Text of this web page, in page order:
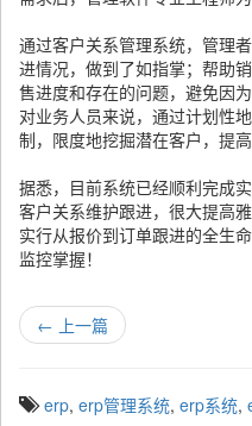
通过客户关系管理系统，管理
进情况，做到了如指掌；帮助
售进度和存在的问题，避免因
对业务人员来说，通过计划性
制，限度地挖掘潜在客户，提高
据悉，目前系统已经顺利完成
客户关系维护跟进，很大提高
实行从报价到订单跟进的全生
监控掌握！
← 上一篇
Terp, erp管理系统, erp系统,